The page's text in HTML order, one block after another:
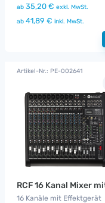
ab 35,20 € exkl. MwSt.
ab 41,89 € inkl. MwSt.
Artikel-Nr.: PE-002641
16 Kanäle mit Effektgerät